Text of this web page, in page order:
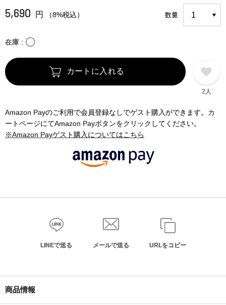
5,690 円 （8%税込） 数量
在庫 〇
カートに入れる
2人
Amazon Payのご利用で会員登録なしでゲスト購入ができます。カ
ートページにてAmazon Payボタンをクリックしてください。
※Amazon Payゲスト購入についてはこちら
LINEで送る メールで送る URLをコピー
商品情報